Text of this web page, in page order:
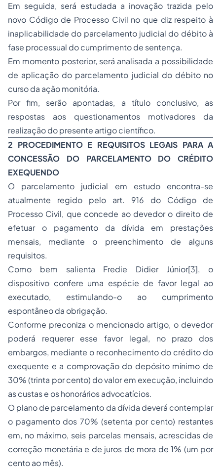
Em seguida, será estudada a inovação trazida pelo
novo Código de Processo Civil no que diz respeito à
inaplicabilidade do parcelamento judicial do débito à
fase processual do cumprimento de sentença.
Em momento posterior, será analisada a possibilidade
de aplicação do parcelamento judicial do débito no
curso da ação monitória.
Por fim, serão apontadas, a título conclusivo, as
respostas aos questionamentos motivadores da
realização do presente artigo científico.
2 PROCEDIMENTO E REQUISITOS LEGAIS PARA A
CONCESSÃO DO PARCELAMENTO DO CRÉDITO
EXEQUENDO
O parcelamento judicial em estudo encontra-se
atualmente regido pelo art. 916 do Código de
Processo Civil, que concede ao devedor o direito de
efetuar o pagamento da dívida em prestações
mensais, mediante o preenchimento de alguns
requisitos.
Como bem salienta Fredie Didier Júnior[3], o
dispositivo confere uma espécie de favor legal ao
executado, estimulando-o ao cumprimento
espontâneo da obrigação.
Conforme preconiza o mencionado artigo, o devedor
poderá requerer esse favor legal, no prazo dos
embargos, mediante o reconhecimento do crédito do
exequente e a comprovação do depósito mínimo de
30% (trinta por cento) do valor em execução, incluindo
as custas e os honorários advocatícios.
O plano de parcelamento da dívida deverá contemplar
o pagamento dos 70% (setenta por cento) restantes
em, no máximo, seis parcelas mensais, acrescidas de
correção monetária e de juros de mora de 1% (um por
cento ao mês).